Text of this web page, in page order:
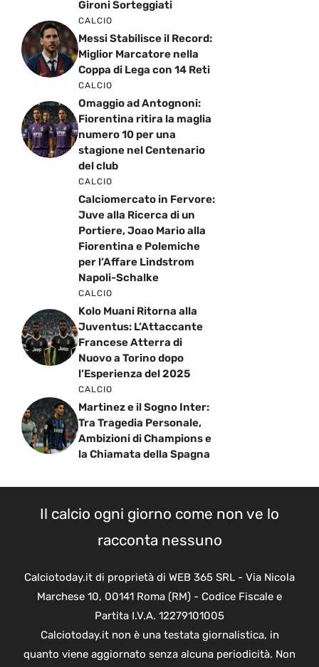
Gironi Sorteggiati
CALCIO
Messi Stabilisce il Record:
Miglior Marcatore nella
Coppa di Lega con 14 Reti
CALCIO
Omaggio ad Antognoni:
Fiorentina ritira la maglia
numero 10 per una
stagione nel Centenario
del club
CALCIO
Calciomercato in Fervore:
Juve alla Ricerca di un
Portiere, Joao Mario alla
Fiorentina e Polemiche
per l’Affare Lindstrom
Napoli-Schalke
CALCIO
Kolo Muani Ritorna alla
Juventus: L’Attaccante
Francese Atterra di
Nuovo a Torino dopo
l’Esperienza del 2025
CALCIO
Martinez e il Sogno Inter:
Tra Tragedia Personale,
Ambizioni di Champions e
la Chiamata della Spagna
Il calcio ogni giorno come non ve lo
racconta nessuno
Calciotoday.it di proprietà di WEB 365 SRL - Via Nicola
Marchese 10, 00141 Roma (RM) - Codice Fiscale e
Partita I.V.A. 12279101005
Calciotoday.it non è una testata giornalistica, in
quanto viene aggiornato senza alcuna periodicità. Non